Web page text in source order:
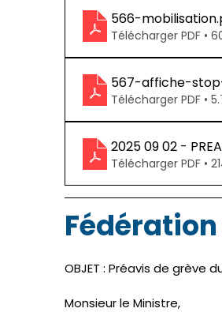
566-mobilisation
Télécharger PDF •
567-affiche-
Télécharger PDF •
2025 09 02 -
Télécharger PDF •
OBJET : Préavis de grève
Monsieur le Ministre,